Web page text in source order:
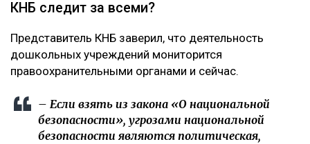
КНБ следит за всеми?
Представитель КНБ заверил, что деятельность
дошкольных учреждений мониторится
правоохранительными органами и сейчас.
– Если взять из закона «О национальной
безопасности», угрозами национальной
безопасности являются политическая,